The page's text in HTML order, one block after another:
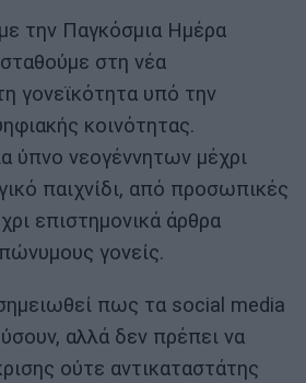
την Παγκόσμια Ημέρα
στη νέα
γονεϊκότητα υπό την
κοινότητας.
ύπνο νεογέννητων μέχρι
παιχνίδι, από προσωπικές
επιστημονικά άρθρα
γονείς.
πως τα social media
αλλά δεν πρέπει να
ούτε αντικαταστάτης